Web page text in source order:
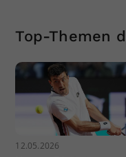
Top-Themen
12.05.2026